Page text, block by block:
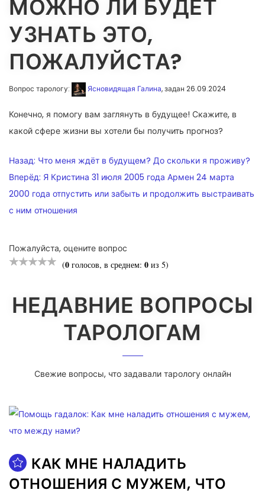
МОЖНО ЛИ БУДЕТ
УЗНАТЬ ЭТО,
ПОЖАЛУЙСТА?
Вопрос тарологу: Ясновидящая Галина, задан 26.09.2024
Конечно, я помогу вам заглянуть в будущее! Скажите, в
какой сфере жизни вы хотели бы получить прогноз?
НАВИГАЦИЯ
ПО
ЗАПИСЯМ
Назад: Что меня ждёт в будущем? До скольки я проживу?
Вперёд: Я Кристина 31 июля 2005 года Армен 24 марта
2000 года отпустить или забыть и продолжить выстраивать
с ним отношения
Пожалуйста, оцените вопрос
(0 голосов, в среднем: 0 из 5)
НЕДАВНИЕ ВОПРОСЫ
ТАРОЛОГАМ
Свежие вопросы, что задавали тарологу онлайн
КАК МНЕ НАЛАДИТЬ
ОТНОШЕНИЯ С МУЖЕМ, ЧТО